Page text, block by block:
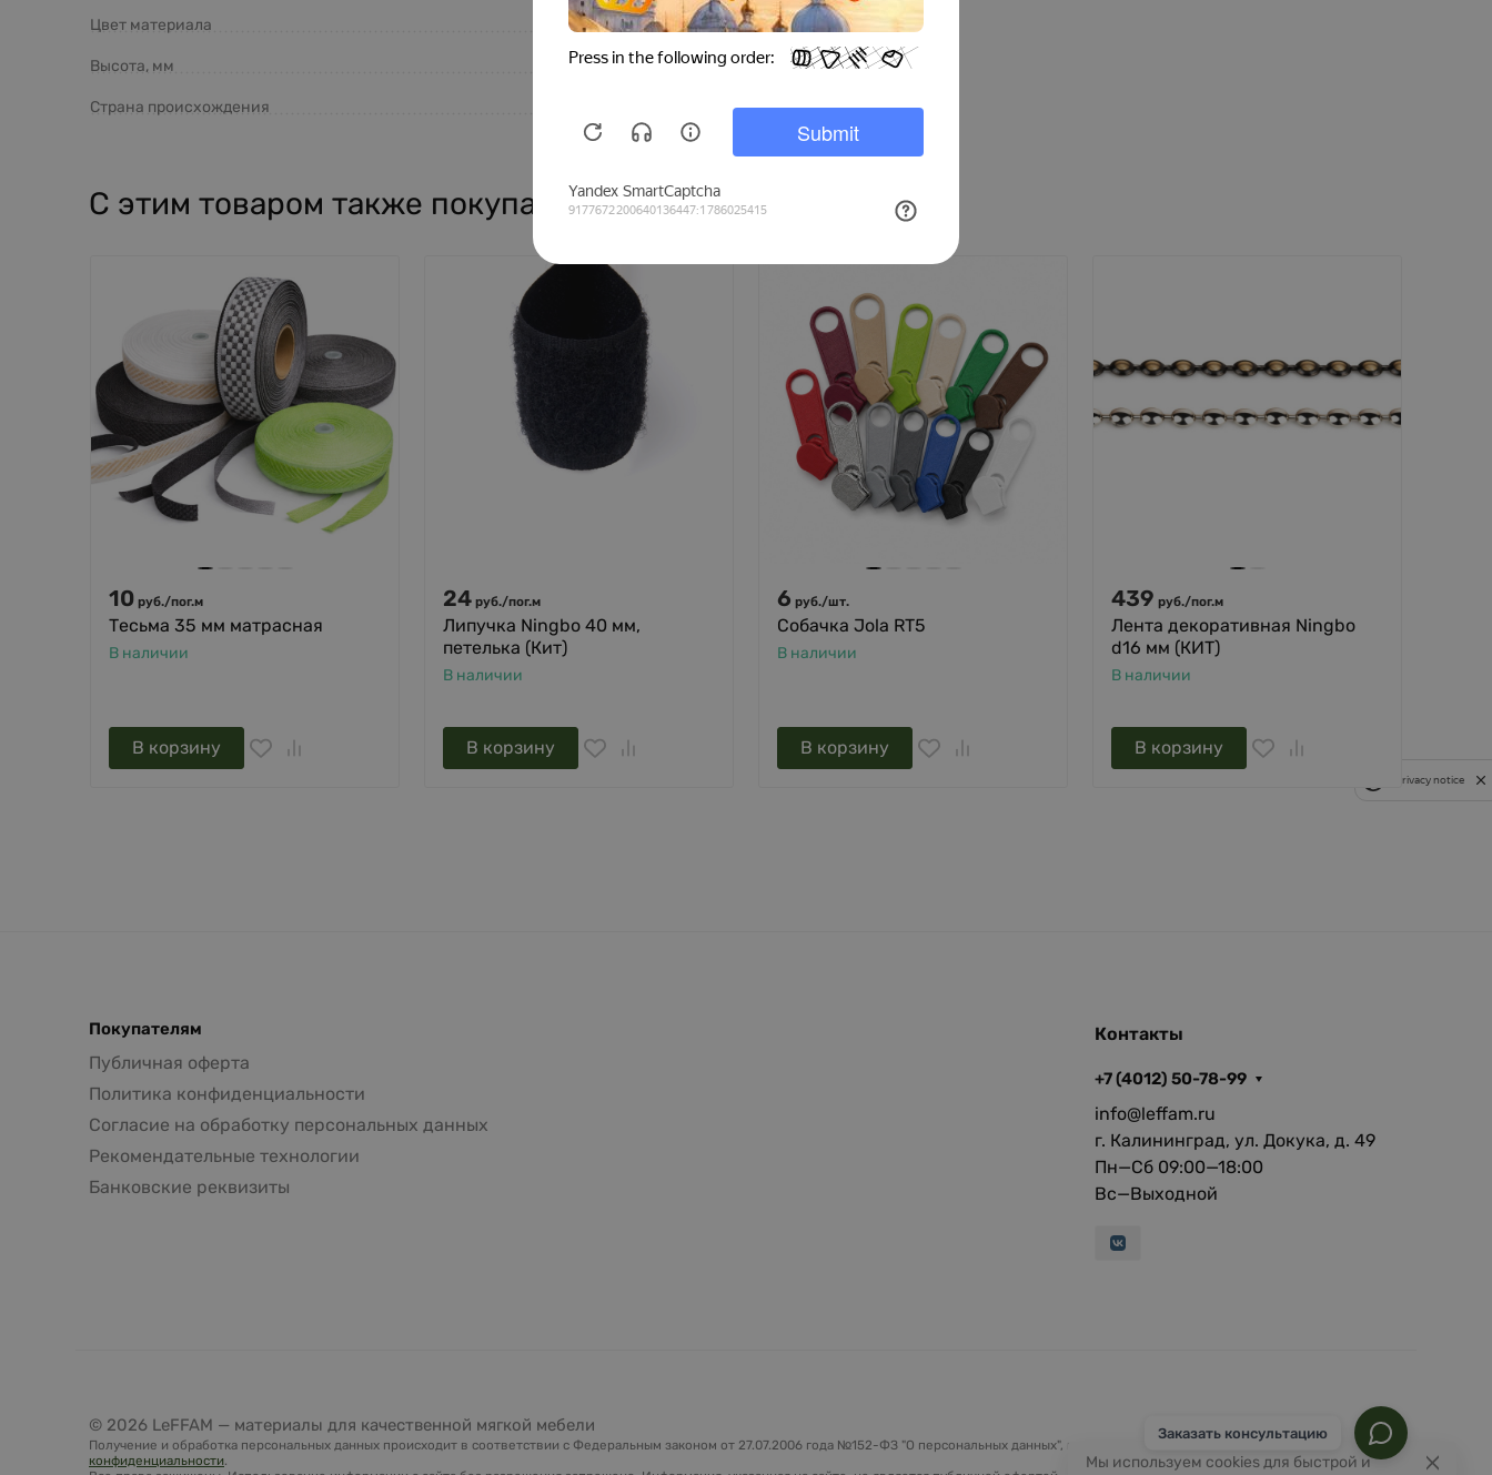
Цвет материала Черный
Высота, мм 130
Страна происхождения
С этим товаром также покупают
10 руб./пог.м
Тесьма 35 мм матрасная
В наличии
В корзину
24 руб./пог.м
Липучка Ningbo 40 мм,
петелька (Кит)
В наличии
В корзину
6 руб./шт.
Собачка Jola RT5
В наличии
В корзину
439 руб./пог.м
Лента декоративная Ningbo
d16 мм (КИТ)
В наличии
В корзину
Покупателям
Публичная оферта
Политика конфиденциальности
Согласие на обработку персональных данных
Рекомендательные технологии
Банковские реквизиты
Контакты
+7 (4012) 50-78-99
info@leffam.ru
г. Калининград, ул. Докука, д. 49
Пн—Сб 09:00—18:00
Вс—Выходной
© 2026 LeFFAM — материалы для качественной мягкой мебели
Получение и обработка персональных данных происходит в соответствии с Федеральным законом от 27.07.2006 года №152-ФЗ "О персональных данных", на условиях и для целей, определенных
Политикой
конфиденциальности.
Заказать консультацию
Мы используем cookies для быстрой и
Privacy notice